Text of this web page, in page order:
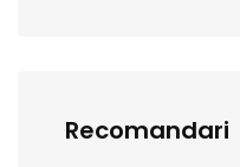
Recomandari